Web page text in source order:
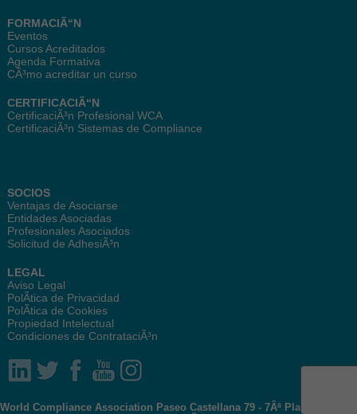
FORMACIÃ“N
Eventos
Cursos Acreditados
Agenda Formativa
CÃ³mo acreditar un curso
CERTIFICACIÃ“N
CertificaciÃ³n Profesional WCA
CertificaciÃ³n Sistemas de Compliance
SOCIOS
Ventajas de Asociarse
Entidades Asociadas
Profesionales Asociados
Solicitud de AdhesiÃ³n
LEGAL
Aviso Legal
PolÃ­tica de Privacidad
PolÃ­tica de Cookies
Propiedad Intelectual
Condiciones de ContrataciÃ³n
World Compliance Association Paseo Castellana 79 - 7Âª Planta